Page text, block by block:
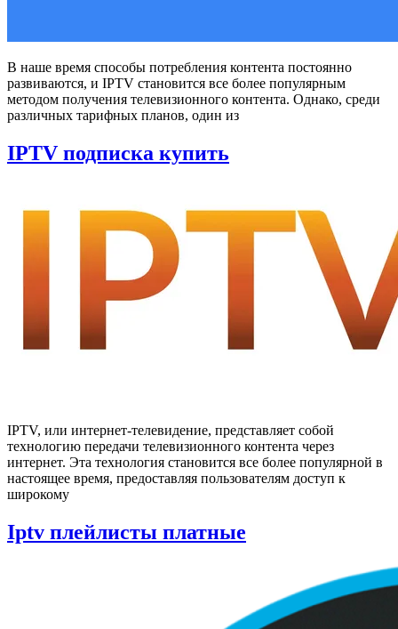
В наше время способы потребления контента постоянно
развиваются, и IPTV становится все более популярным
методом получения телевизионного контента. Однако, среди
различных тарифных планов, один из
IPTV подписка купить
IPTV, или интернет-телевидение, представляет собой
технологию передачи телевизионного контента через
интернет. Эта технология становится все более популярной в
настоящее время, предоставляя пользователям доступ к
широкому
Iptv плейлисты платные